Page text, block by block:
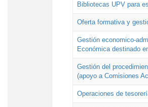
Bibliotecas UPV para
Oferta formativa y
Gestión economico-
Económica destinado
Gestión del
(apoyo a Comisiones
Operaciones de